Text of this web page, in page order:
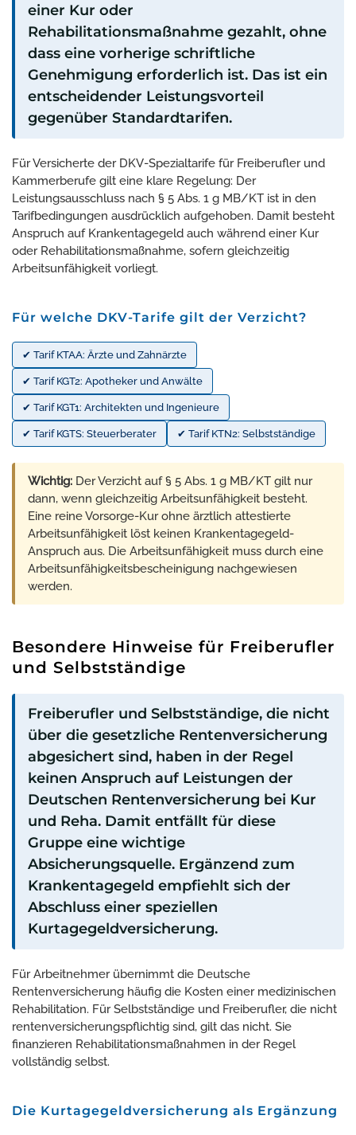
einer Kur oder
Rehabilitationsmaßnahme gezahlt, ohne
dass eine vorherige schriftliche
Genehmigung erforderlich ist. Das ist ein
entscheidender Leistungsvorteil
gegenüber Standardtarifen.
Für Versicherte der DKV-Spezialtarife für Freiberufler und
Kammerberufe gilt eine klare Regelung: Der
Leistungsausschluss nach § 5 Abs. 1 g MB/KT ist in den
Tarifbedingungen ausdrücklich aufgehoben. Damit besteht
Anspruch auf Krankentagegeld auch während einer Kur
oder Rehabilitationsmaßnahme, sofern gleichzeitig
Arbeitsunfähigkeit vorliegt.
Für welche DKV-Tarife gilt der Verzicht?
✔ Tarif KTAA: Ärzte und Zahnärzte
✔ Tarif KGT2: Apotheker und Anwälte
✔ Tarif KGT1: Architekten und Ingenieure
✔ Tarif KGTS: Steuerberater ✔ Tarif KTN2: Selbstständige
Wichtig: Der Verzicht auf § 5 Abs. 1 g MB/KT gilt nur
dann, wenn gleichzeitig Arbeitsunfähigkeit besteht.
Eine reine Vorsorge-Kur ohne ärztlich attestierte
Arbeitsunfähigkeit löst keinen Krankentagegeld-
Anspruch aus. Die Arbeitsunfähigkeit muss durch eine
Arbeitsunfähigkeitsbescheinigung nachgewiesen
werden.
Besondere Hinweise für Freiberufler
und Selbstständige
Freiberufler und Selbstständige, die nicht
über die gesetzliche Rentenversicherung
abgesichert sind, haben in der Regel
keinen Anspruch auf Leistungen der
Deutschen Rentenversicherung bei Kur
und Reha. Damit entfällt für diese
Gruppe eine wichtige
Absicherungsquelle. Ergänzend zum
Krankentagegeld empfiehlt sich der
Abschluss einer speziellen
Kurtagegeldversicherung.
Für Arbeitnehmer übernimmt die Deutsche
Rentenversicherung häufig die Kosten einer medizinischen
Rehabilitation. Für Selbstständige und Freiberufler, die nicht
rentenversicherungspflichtig sind, gilt das nicht. Sie
finanzieren Rehabilitationsmaßnahmen in der Regel
vollständig selbst.
Die Kurtagegeldversicherung als Ergänzung